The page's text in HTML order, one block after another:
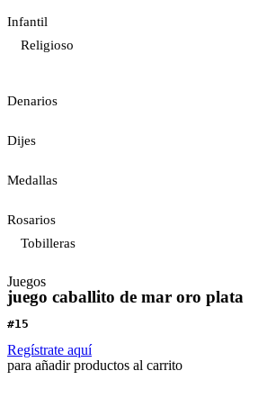
Infantil
Religioso
Denarios
Dijes
Medallas
Rosarios
Tobilleras
Juegos
juego caballito de mar oro plata
#15
Regístrate aquí
para añadir productos al carrito